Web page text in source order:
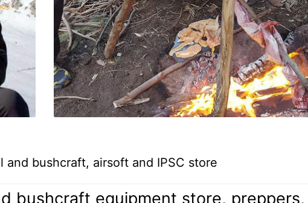
and bushcraft, airsoft and IPSC store
bushcraft equipment store,